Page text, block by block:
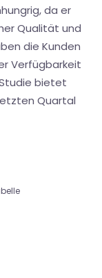
da er
Qualität und
die Kunden
Verfügbarkeit
bietet
Quartal